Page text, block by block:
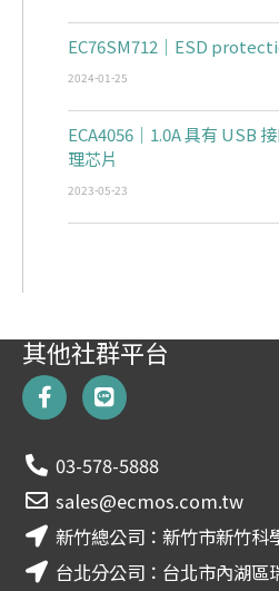
EC76SM712｜ESD
2024-01-25
ECA4056｜1.0A 具有 USB
理芯片
2023-05-23
其他社群平台
F
a
c
b
o
o
k
-
L
i
n
e
03-578-5888
sales@ecmos.com.tw
新竹總公司：新竹市新竹科
台北分公司：台北市內湖